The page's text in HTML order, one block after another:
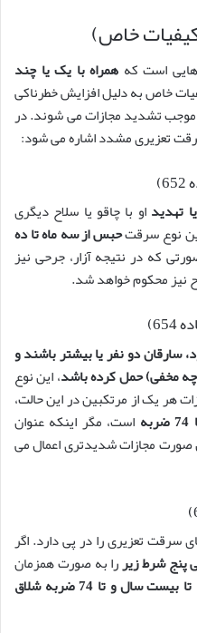
خاص)
است که همراه با یک یا چند
خاص به دلیل افزایش خطرناکی
موجب تشدید مجازات می شوند. در
تعزیری مشدد اشاره می شود:
تهدید او با چاقو یا سلاح دیگری
نوع سرقتحبس از سه ماه تا ده
که در نتیجه آزار، جرحی نیز
نیز محکوم خواهد شد.
سارقان دو نفر یا بیشتر باشند و
مخفی) حمل کرده باشد، این نوع
هر یک از مرتکبین در این حالت،
است، مگر اینکه عنوان
مجازات شدیدتری اعمال می
سرقت تعزیری را در پی دارد. اگر
پنج شرط زیررا به صورت همزمان
سال و تا 74 ضربه شلاق